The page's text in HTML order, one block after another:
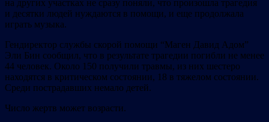
на других участках не сразу поняли, что произошла трагедия
и десятки людей нуждаются в помощи, и еще продолжала
играть музыка.
Гендиректор службы скорой помощи “Маген Давид Адом”
Эли Бин сообщил, что в результате трагедии погибли не менее
44 человек. Около 150 получили травмы, из них шестеро
находятся в критическом состоянии, 18 в тяжелом состоянии.
Среди пострадавших немало детей.
Число жертв может возрасти.